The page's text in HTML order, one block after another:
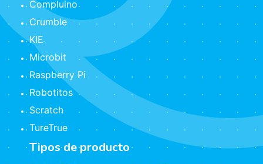
Compluino
Crumble
KIE
Microbit
Raspberry Pi
Robotitos
Scratch
TureTrue
Tipos de producto